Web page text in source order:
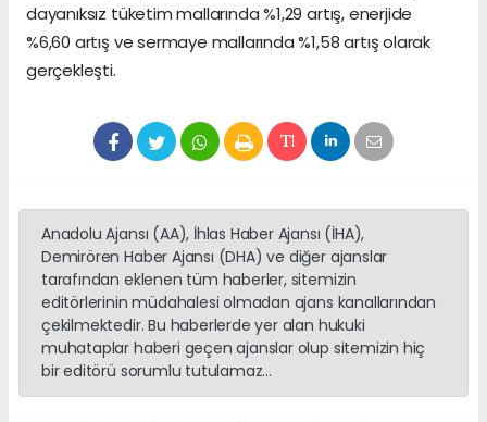
dayanıksız tüketim mallarında %1,29 artış, enerjide
%6,60 artış ve sermaye mallarında %1,58 artış olarak
gerçekleşti.
Anadolu Ajansı (AA), İhlas Haber Ajansı (İHA),
Demirören Haber Ajansı (DHA) ve diğer ajanslar
tarafından eklenen tüm haberler, sitemizin
editörlerinin müdahalesi olmadan ajans kanallarından
çekilmektedir. Bu haberlerde yer alan hukuki
muhataplar haberi geçen ajanslar olup sitemizin hiç
bir editörü sorumlu tutulamaz...